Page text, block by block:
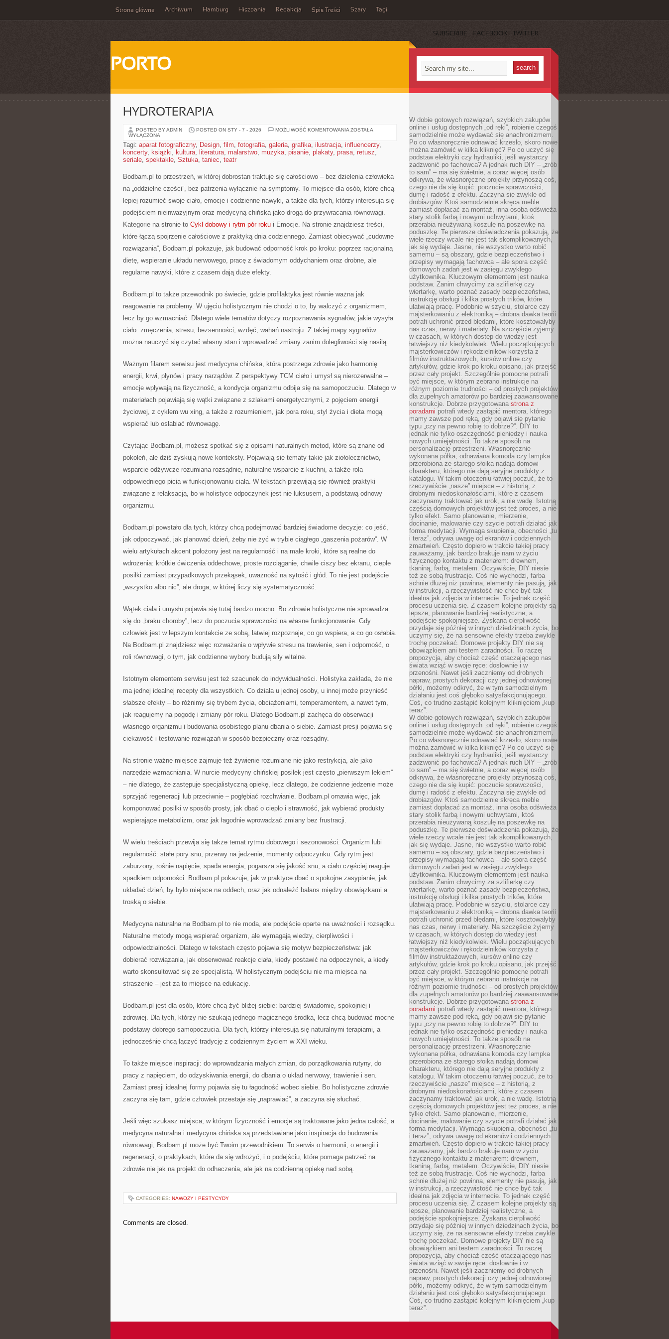
Strona główna Archiwum Hamburg Hiszpania Redakcja Spis Treści Szary Tagi
SUBSCRIBE FACEBOOK TWITTER
PORTO
HYDROTERAPIA
POSTED BY ADMIN POSTED ON STY - 7 - 2026 MOŻLIWOŚĆ KOMENTOWANIA HYDROTERAPIA
ZOSTAŁA
WYŁĄCZONA
Tagi: aparat fotograficzny, Design, film, fotografia, galeria, grafika, ilustracja, influencerzy,
koncerty, książki, kultura, literatura, malarstwo, muzyka, pisanie, plakaty, prasa, retusz,
seriale, spektakle, Sztuka, taniec, teatr
Bodbam.pl to przestrzeń, w której dobrostan traktuje się całościowo – bez dzielenia człowieka
na „oddzielne części”, bez patrzenia wyłącznie na symptomy. To miejsce dla osób, które chcą
lepiej rozumieć swoje ciało, emocje i codzienne nawyki, a także dla tych, którzy interesują się
podejściem nieinwazyjnym oraz medycyną chińską jako drogą do przywracania równowagi.
Kategorie na stronie to Cykl dobowy i rytm pór roku i Emocje. Na stronie znajdziesz treści,
które łączą spojrzenie całościowe z praktyką dnia codziennego. Zamiast obiecywać „cudowne
rozwiązania”, Bodbam.pl pokazuje, jak budować odporność krok po kroku: poprzez racjonalną
dietę, wspieranie układu nerwowego, pracę z świadomym oddychaniem oraz drobne, ale
regularne nawyki, które z czasem dają duże efekty.
Bodbam.pl to także przewodnik po świecie, gdzie profilaktyka jest równie ważna jak
reagowanie na problemy. W ujęciu holistycznym nie chodzi o to, by walczyć z organizmem,
lecz by go wzmacniać. Dlatego wiele tematów dotyczy rozpoznawania sygnałów, jakie wysyła
ciało: zmęczenia, stresu, bezsenności, wzdęć, wahań nastroju. Z takiej mapy sygnałów
można nauczyć się czytać własny stan i wprowadzać zmiany zanim dolegliwości się nasilą.
Ważnym filarem serwisu jest medycyna chińska, która postrzega zdrowie jako harmonię
energii, krwi, płynów i pracy narządów. Z perspektywy TCM ciało i umysł są nierozerwalne –
emocje wpływają na fizyczność, a kondycja organizmu odbija się na samopoczuciu. Dlatego w
materiałach pojawiają się wątki związane z szlakami energetycznymi, z pojęciem energii
życiowej, z cyklem wu xing, a także z rozumieniem, jak pora roku, styl życia i dieta mogą
wspierać lub osłabiać równowagę.
Czytając Bodbam.pl, możesz spotkać się z opisami naturalnych metod, które są znane od
pokoleń, ale dziś zyskują nowe konteksty. Pojawiają się tematy takie jak ziołolecznictwo,
wsparcie odżywcze rozumiana rozsądnie, naturalne wsparcie z kuchni, a także rola
odpowiedniego picia w funkcjonowaniu ciała. W tekstach przewijają się również praktyki
związane z relaksacją, bo w holistyce odpoczynek jest nie luksusem, a podstawą odnowy
organizmu.
Bodbam.pl powstało dla tych, którzy chcą podejmować bardziej świadome decyzje: co jeść,
jak odpoczywać, jak planować dzień, żeby nie żyć w trybie ciągłego „gaszenia pożarów”. W
wielu artykułach akcent położony jest na regularność i na małe kroki, które są realne do
wdrożenia: krótkie ćwiczenia oddechowe, proste rozciąganie, chwile ciszy bez ekranu, ciepłe
posiłki zamiast przypadkowych przekąsek, uważność na sytość i głód. To nie jest podejście
„wszystko albo nic”, ale droga, w której liczy się systematyczność.
Wątek ciała i umysłu pojawia się tutaj bardzo mocno. Bo zdrowie holistyczne nie sprowadza
się do „braku choroby”, lecz do poczucia sprawczości na własne funkcjonowanie. Gdy
człowiek jest w lepszym kontakcie ze sobą, łatwiej rozpoznaje, co go wspiera, a co go osłabia.
Na Bodbam.pl znajdziesz więc rozważania o wpływie stresu na trawienie, sen i odporność, o
roli równowagi, o tym, jak codzienne wybory budują siły witalne.
Istotnym elementem serwisu jest też szacunek do indywidualności. Holistyka zakłada, że nie
ma jednej idealnej recepty dla wszystkich. Co działa u jednej osoby, u innej może przynieść
słabsze efekty – bo różnimy się trybem życia, obciążeniami, temperamentem, a nawet tym,
jak reagujemy na pogodę i zmiany pór roku. Dlatego Bodbam.pl zachęca do obserwacji
własnego organizmu i budowania osobistego planu dbania o siebie. Zamiast presji pojawia się
ciekawość i testowanie rozwiązań w sposób bezpieczny oraz rozsądny.
Na stronie ważne miejsce zajmuje też żywienie rozumiane nie jako restrykcja, ale jako
narzędzie wzmacniania. W nurcie medycyny chińskiej posiłek jest często „pierwszym lekiem”
– nie dlatego, że zastępuje specjalistyczną opiekę, lecz dlatego, że codzienne jedzenie może
sprzyjać regeneracji lub przeciwnie – pogłębiać rozchwianie. Bodbam.pl omawia więc, jak
komponować posiłki w sposób prosty, jak dbać o ciepło i strawność, jak wybierać produkty
wspierające metabolizm, oraz jak łagodnie wprowadzać zmiany bez frustracji.
W wielu treściach przewija się także temat rytmu dobowego i sezonowości. Organizm lubi
regularność: stałe pory snu, przerwy na jedzenie, momenty odpoczynku. Gdy rytm jest
zaburzony, rośnie napięcie, spada energia, pogarsza się jakość snu, a ciało częściej reaguje
spadkiem odporności. Bodbam.pl pokazuje, jak w praktyce dbać o spokojne zasypianie, jak
układać dzień, by było miejsce na oddech, oraz jak odnaleźć balans między obowiązkami a
troską o siebie.
Medycyna naturalna na Bodbam.pl to nie moda, ale podejście oparte na uważności i rozsądku.
Naturalne metody mogą wspierać organizm, ale wymagają wiedzy, cierpliwości i
odpowiedzialności. Dlatego w tekstach często pojawia się motyw bezpieczeństwa: jak
dobierać rozwiązania, jak obserwować reakcje ciała, kiedy postawić na odpoczynek, a kiedy
warto skonsultować się ze specjalistą. W holistycznym podejściu nie ma miejsca na
straszenie – jest za to miejsce na edukację.
Bodbam.pl jest dla osób, które chcą żyć bliżej siebie: bardziej świadomie, spokojniej i
zdrowiej. Dla tych, którzy nie szukają jednego magicznego środka, lecz chcą budować mocne
podstawy dobrego samopoczucia. Dla tych, którzy interesują się naturalnymi terapiami, a
jednocześnie chcą łączyć tradycję z codziennym życiem w XXI wieku.
To także miejsce inspiracji: do wprowadzania małych zmian, do porządkowania rutyny, do
pracy z napięciem, do odzyskiwania energii, do dbania o układ nerwowy, trawienie i sen.
Zamiast presji idealnej formy pojawia się tu łagodność wobec siebie. Bo holistyczne zdrowie
zaczyna się tam, gdzie człowiek przestaje się „naprawiać”, a zaczyna się słuchać.
Jeśli więc szukasz miejsca, w którym fizyczność i emocje są traktowane jako jedna całość, a
medycyna naturalna i medycyna chińska są przedstawiane jako inspiracja do budowania
równowagi, Bodbam.pl może być Twoim przewodnikiem. To serwis o harmonii, o energii i
regeneracji, o praktykach, które da się wdrożyć, i o podejściu, które pomaga patrzeć na
zdrowie nie jak na projekt do odhaczenia, ale jak na codzienną opiekę nad sobą.
CATEGORIES: NAWOZY I PESTYCYDY
Comments are closed.
W dobie gotowych rozwiązań, szybkich zakupów
online i usług dostępnych „od ręki”, robienie czegoś
samodzielnie może wydawać się anachronizmem.
Po co własnoręcznie odnawiać krzesło, skoro nowe
można zamówić w kilka kliknięć? Po co uczyć się
podstaw elektryki czy hydrauliki, jeśli wystarczy
zadzwonić po fachowca? A jednak ruch DIY – „zrób
to sam” – ma się świetnie, a coraz więcej osób
odkrywa, że własnoręczne projekty przynoszą coś,
czego nie da się kupić: poczucie sprawczości,
dumę i radość z efektu. Zaczyna się zwykle od
drobiazgów. Ktoś samodzielnie skręca meble
zamiast dopłacać za montaż, inna osoba odświeża
stary stolik farbą i nowymi uchwytami, ktoś
przerabia nieużywaną koszulę na poszewkę na
poduszkę. Te pierwsze doświadczenia pokazują, że
wiele rzeczy wcale nie jest tak skomplikowanych,
jak się wydaje. Jasne, nie wszystko warto robić
samemu – są obszary, gdzie bezpieczeństwo i
przepisy wymagają fachowca – ale spora część
domowych zadań jest w zasięgu zwykłego
użytkownika. Kluczowym elementem jest nauka
podstaw. Zanim chwycimy za szlifierkę czy
wiertarkę, warto poznać zasady bezpieczeństwa,
instrukcję obsługi i kilka prostych trików, które
ułatwiają pracę. Podobnie w szyciu, stolarce czy
majsterkowaniu z elektroniką – drobna dawka teorii
potrafi uchronić przed błędami, które kosztowałyby
nas czas, nerwy i materiały. Na szczęście żyjemy
w czasach, w których dostęp do wiedzy jest
łatwiejszy niż kiedykolwiek. Wielu początkujących
majsterkowiczów i rękodzielników korzysta z
filmów instruktażowych, kursów online czy
artykułów, gdzie krok po kroku opisano, jak przejść
przez cały projekt. Szczególnie pomocne potrafi
być miejsce, w którym zebrano instrukcje na
różnym poziomie trudności – od prostych projektów
dla zupełnych amatorów po bardziej zaawansowane
konstrukcje. Dobrze przygotowana strona z
poradami potrafi wtedy zastąpić mentora, którego
mamy zawsze pod ręką, gdy pojawi się pytanie
typu „czy na pewno robię to dobrze?”. DIY to
jednak nie tylko oszczędność pieniędzy i nauka
nowych umiejętności. To także sposób na
personalizację przestrzeni. Własnoręcznie
wykonana półka, odnawiana komoda czy lampka
przerobiona ze starego słoika nadają domowi
charakteru, którego nie dają seryjne produkty z
katalogu. W takim otoczeniu łatwiej poczuć, że to
rzeczywiście „nasze” miejsce – z historią, z
drobnymi niedoskonałościami, które z czasem
zaczynamy traktować jak urok, a nie wadę. Istotną
częścią domowych projektów jest też proces, a nie
tylko efekt. Samo planowanie, mierzenie,
docinanie, malowanie czy szycie potrafi działać jak
forma medytacji. Wymaga skupienia, obecności „tu
i teraz”, odrywa uwagę od ekranów i codziennych
zmartwień. Często dopiero w trakcie takiej pracy
zauważamy, jak bardzo brakuje nam w życiu
fizycznego kontaktu z materiałem: drewnem,
tkaniną, farbą, metalem. Oczywiście, DIY niesie
też ze sobą frustracje. Coś nie wychodzi, farba
schnie dłużej niż powinna, elementy nie pasują, jak
w instrukcji, a rzeczywistość nie chce być tak
idealna jak zdjęcia w internecie. To jednak część
procesu uczenia się. Z czasem kolejne projekty są
lepsze, planowanie bardziej realistyczne, a
podejście spokojniejsze. Zyskana cierpliwość
przydaje się później w innych dziedzinach życia, bo
uczymy się, że na sensowne efekty trzeba zwykle
trochę poczekać. Domowe projekty DIY nie są
obowiązkiem ani testem zaradności. To raczej
propozycja, aby chociaż część otaczającego nas
świata wziąć w swoje ręce: dosłownie i w
przenośni. Nawet jeśli zaczniemy od drobnych
napraw, prostych dekoracji czy jednej odnowionej
półki, możemy odkryć, że w tym samodzielnym
działaniu jest coś głęboko satysfakcjonującego.
Coś, co trudno zastąpić kolejnym kliknięciem „kup
teraz”.
W dobie gotowych rozwiązań, szybkich zakupów
online i usług dostępnych „od ręki”, robienie czegoś
samodzielnie może wydawać się anachronizmem.
Po co własnoręcznie odnawiać krzesło, skoro nowe
można zamówić w kilka kliknięć? Po co uczyć się
podstaw elektryki czy hydrauliki, jeśli wystarczy
zadzwonić po fachowca? A jednak ruch DIY – „zrób
to sam” – ma się świetnie, a coraz więcej osób
odkrywa, że własnoręczne projekty przynoszą coś,
czego nie da się kupić: poczucie sprawczości,
dumę i radość z efektu. Zaczyna się zwykle od
drobiazgów. Ktoś samodzielnie skręca meble
zamiast dopłacać za montaż, inna osoba odświeża
stary stolik farbą i nowymi uchwytami, ktoś
przerabia nieużywaną koszulę na poszewkę na
poduszkę. Te pierwsze doświadczenia pokazują, że
wiele rzeczy wcale nie jest tak skomplikowanych,
jak się wydaje. Jasne, nie wszystko warto robić
samemu – są obszary, gdzie bezpieczeństwo i
przepisy wymagają fachowca – ale spora część
domowych zadań jest w zasięgu zwykłego
użytkownika. Kluczowym elementem jest nauka
podstaw. Zanim chwycimy za szlifierkę czy
wiertarkę, warto poznać zasady bezpieczeństwa,
instrukcję obsługi i kilka prostych trików, które
ułatwiają pracę. Podobnie w szyciu, stolarce czy
majsterkowaniu z elektroniką – drobna dawka teorii
potrafi uchronić przed błędami, które kosztowałyby
nas czas, nerwy i materiały. Na szczęście żyjemy
w czasach, w których dostęp do wiedzy jest
łatwiejszy niż kiedykolwiek. Wielu początkujących
majsterkowiczów i rękodzielników korzysta z
filmów instruktażowych, kursów online czy
artykułów, gdzie krok po kroku opisano, jak przejść
przez cały projekt. Szczególnie pomocne potrafi
być miejsce, w którym zebrano instrukcje na
różnym poziomie trudności – od prostych projektów
dla zupełnych amatorów po bardziej zaawansowane
konstrukcje. Dobrze przygotowana strona z
poradami potrafi wtedy zastąpić mentora, którego
mamy zawsze pod ręką, gdy pojawi się pytanie
typu „czy na pewno robię to dobrze?”. DIY to
jednak nie tylko oszczędność pieniędzy i nauka
nowych umiejętności. To także sposób na
personalizację przestrzeni. Własnoręcznie
wykonana półka, odnawiana komoda czy lampka
przerobiona ze starego słoika nadają domowi
charakteru, którego nie dają seryjne produkty z
katalogu. W takim otoczeniu łatwiej poczuć, że to
rzeczywiście „nasze” miejsce – z historią, z
drobnymi niedoskonałościami, które z czasem
zaczynamy traktować jak urok, a nie wadę. Istotną
częścią domowych projektów jest też proces, a nie
tylko efekt. Samo planowanie, mierzenie,
docinanie, malowanie czy szycie potrafi działać jak
forma medytacji. Wymaga skupienia, obecności „tu
i teraz”, odrywa uwagę od ekranów i codziennych
zmartwień. Często dopiero w trakcie takiej pracy
zauważamy, jak bardzo brakuje nam w życiu
fizycznego kontaktu z materiałem: drewnem,
tkaniną, farbą, metalem. Oczywiście, DIY niesie
też ze sobą frustracje. Coś nie wychodzi, farba
schnie dłużej niż powinna, elementy nie pasują, jak
w instrukcji, a rzeczywistość nie chce być tak
idealna jak zdjęcia w internecie. To jednak część
procesu uczenia się. Z czasem kolejne projekty są
lepsze, planowanie bardziej realistyczne, a
podejście spokojniejsze. Zyskana cierpliwość
przydaje się później w innych dziedzinach życia, bo
uczymy się, że na sensowne efekty trzeba zwykle
trochę poczekać. Domowe projekty DIY nie są
obowiązkiem ani testem zaradności. To raczej
propozycja, aby chociaż część otaczającego nas
świata wziąć w swoje ręce: dosłownie i w
przenośni. Nawet jeśli zaczniemy od drobnych
napraw, prostych dekoracji czy jednej odnowionej
półki, możemy odkryć, że w tym samodzielnym
działaniu jest coś głęboko satysfakcjonującego.
Coś, co trudno zastąpić kolejnym kliknięciem „kup
teraz”.